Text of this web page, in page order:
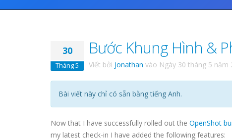
30
Tháng 5
Bước Khung Hình &
Viết bởi Jonathan vào Ngày 30 tháng 5 năm
Bài viết này chỉ có sẵn bằng tiếng Anh.
Now that I have successfully rolled out the OpenShot
my latest check-in I have added the following features: